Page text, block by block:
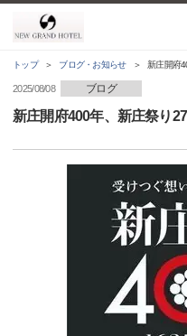
トップ ブログ・お知らせ 新庄開府
2025/08/08 ブログ
新庄開府400年、新庄祭り